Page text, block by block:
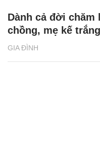
GIA ĐÌNH
Dành cả đời chăm
chồng, mẹ kế